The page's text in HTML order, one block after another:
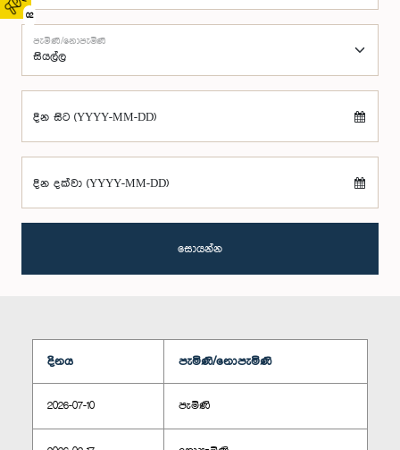
02
පැමිණි/නොපැමිණි
දින සිට (YYYY-MM-DD)
දින දක්වා (YYYY-MM-DD)
සොයන්න
දිනය පැමිණි/නොපැමිණි
2026-07-10 පැමිණි